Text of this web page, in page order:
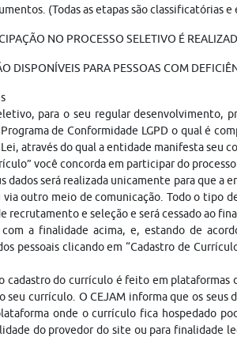
(Todas as etapas são classificatórias
NO PROCESSO SELETIVO É
DISPONÍVEIS PARA PESSOAS COM
para o seu regular desenvolvimento,
de Conformidade LGPD o qual é
através do qual a entidade manifesta seu
você concorda em participar do
dados será realizada unicamente para que
outro meio de comunicação. Todo o tipo
recrutamento e seleção e será cessado ao
a finalidade acima, e, estando de
pessoais clicando em “Cadastro de
cadastro do currículo é feito em plataformas
seu currículo. O CEJAM informa que os
onde o currículo fica hospedado
do provedor do site ou para finalidade